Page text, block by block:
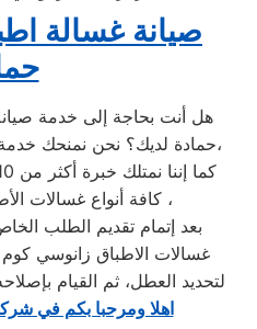
صيانة غسالة
هل أنت بحاجة إلى خدمة
حمادة لديك؟ نحن نمنحك خدمة الصيانة الفورية التي ترغب بها،
كافة أنواع غسالات الأطباق زانوسي كوم حمادة ،
بعد إتمام تقديم الطلب
غسالات الاطباق زانوسي كوم
لتحديد العطل، ثم القيام
اهلا ومرحبا بكم في